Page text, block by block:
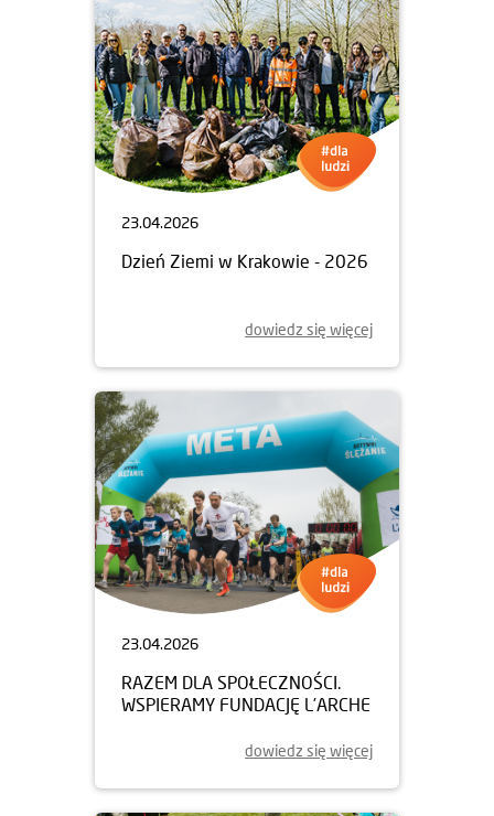
23.04.2026
Dzień Ziemi w Krakowie - 2026
dowiedz się więcej
23.04.2026
RAZEM DLA SPOŁECZNOŚCI.
WSPIERAMY FUNDACJĘ L’ARCHE
dowiedz się więcej